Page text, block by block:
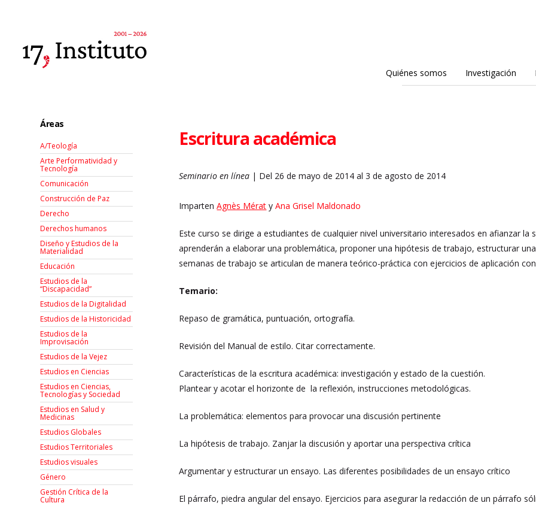
Quiénes somos Investigación
Escritura académica
Seminario en línea | Del 26 de mayo de 2014 al 3 de agosto de 2014
ImpartenAgnès Mérat yAna Grisel Maldonado
Este curso se dirige a estudiantes de cualquier nivel universitario interesados en afianzar
aprenderán a elaborar una problemática, proponer una hipótesis de trabajo, estructurar
semanas de trabajo se articulan de manera teórico-práctica con ejercicios de aplicación
Temario:
Repaso de gramática, puntuación, ortografía.
Revisión del Manual de estilo. Citar correctamente.
Características de la escritura académica: investigación y estado de la cuestión.
Plantear y acotar el horizonte de la reflexión, instrucciones metodológicas.
La problemática: elementos para provocar una discusión pertinente
La hipótesis de trabajo. Zanjar la discusión y aportar una perspectiva crítica
Argumentar y estructurar un ensayo. Las diferentes posibilidades de un ensayo crítico
El párrafo, piedra angular del ensayo. Ejercicios para asegurar la redacción de un párrafo
Áreas
A/Teología
Arte Performatividad y
Tecnología
Comunicación
Construcción de Paz
Derecho
Derechos humanos
Diseño y Estudios de la
Materialidad
Educación
Estudios de la
“Discapacidad”
Estudios de la Digitalidad
Estudios de la Historicidad
Estudios de la
Improvisación
Estudios de la Vejez
Estudios en Ciencias
Estudios en Ciencias,
Tecnologías y Sociedad
Estudios en Salud y
Medicinas
Estudios Globales
Estudios Territoriales
Estudios visuales
Género
Gestión Crítica de la
Cultura